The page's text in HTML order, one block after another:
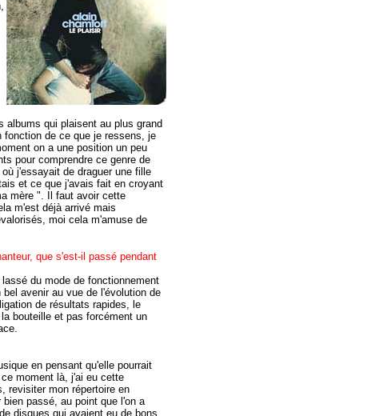
albums qui plaisent au plus grand
de ce que je ressens, je
on a une position un peu
pour comprendre ce genre de
j'essayait de draguer une fille
et ce que j'avais fait en croyant
mère ". Il faut avoir cette
m'est déjà arrivé mais
moi cela m'amuse de
que s'est-il passé pendant
du mode de fonctionnement
avenir au vue de l'évolution de
de résultats rapides, le
bouteille et pas forcément un
en pensant qu'elle pourrait
moment là, j'ai eu cette
revisiter mon répertoire en
passé, au point que l'on a
disques qui avaient eu de bons